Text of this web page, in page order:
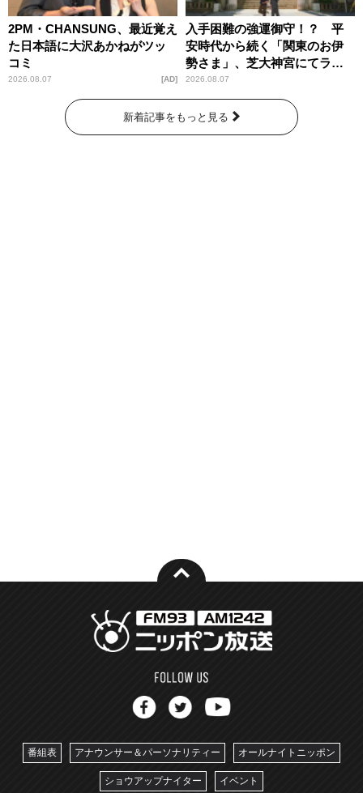
2PM・CHANSUNG、最近覚え
た日本語に大沢あかねがツッ
コミ
2026.08.07 AD
入手困難の強運御守！？ 平
安時代から続く「関東のお伊
勢さま」、芝大神宮にてラン
パンプスが合格祈願！
2026.08.07
新着記事をもっと見る
番組表 アナウンサー＆パーソナリティー オールナイトニッポン
ショウアップナイター イベント